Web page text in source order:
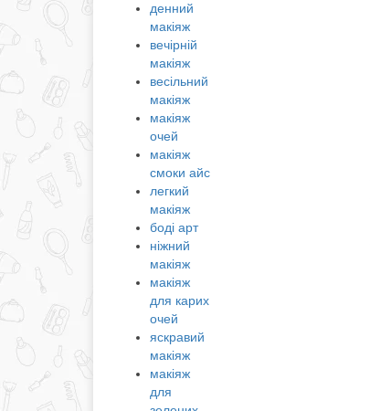
денний
макіяж
вечірній
макіяж
весільний
макіяж
макіяж
очей
макіяж
смоки айс
легкий
макіяж
боді арт
ніжний
макіяж
макіяж
для карих
очей
яскравий
макіяж
макіяж
для